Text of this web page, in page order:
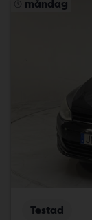
måndag
Testad